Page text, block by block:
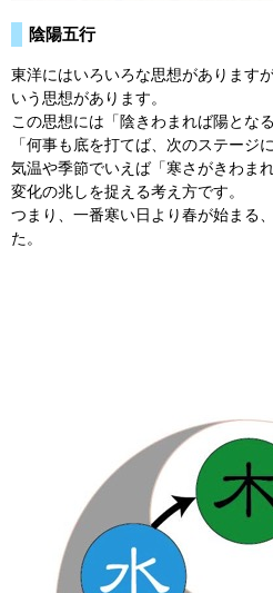
陰陽五行
東洋にはいろいろな思想があります
いう思想があります。
この思想には「陰きわまれば陽とな
「何事も底を打てば、次のステージ
気温や季節でいえば「寒さがきわま
変化の兆しを捉える考え方です。
つまり、一番寒い日より春が始まる
た。